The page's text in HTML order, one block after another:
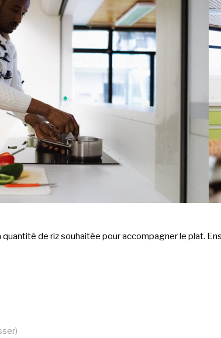
quantité de riz souhaitée pour accompagner le plat.